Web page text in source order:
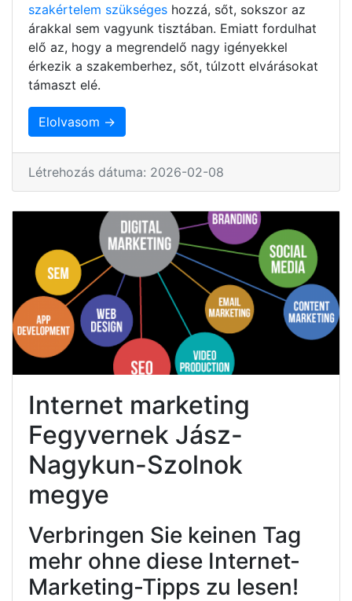
szakértelem szükséges hozzá, sőt, sokszor az
árakkal sem vagyunk tisztában. Emiatt fordulhat
elő az, hogy a megrendelő nagy igényekkel
érkezik a szakemberhez, sőt, túlzott elvárásokat
támaszt elé.
Elolvasom →
Létrehozás dátuma: 2026-02-08
Internet marketing
Fegyvernek Jász-
Nagykun-Szolnok
megye
Verbringen Sie keinen Tag
mehr ohne diese Internet-
Marketing-Tipps zu lesen!